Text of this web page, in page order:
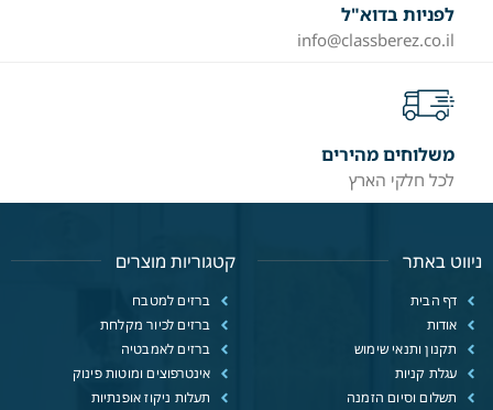
לפניות בדוא"ל
info@classberez.co.il
משלוחים מהירים
לכל חלקי הארץ
ניווט באתר
דף הבית
אודות
תקנון ותנאי שימוש
עגלת קניות
תשלום וסיום הזמנה
קטגוריות מוצרים
ברזים למטבח
ברזים לכיור מקלחת
ברזים לאמבטיה
אינטרפוצים ומוטות פינוק
תעלות ניקוז אופנתיות